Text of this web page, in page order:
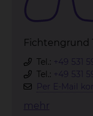
Fichtengrund
Tel.: +49 531
Tel.: +49 531
Per E-Mail
mehr